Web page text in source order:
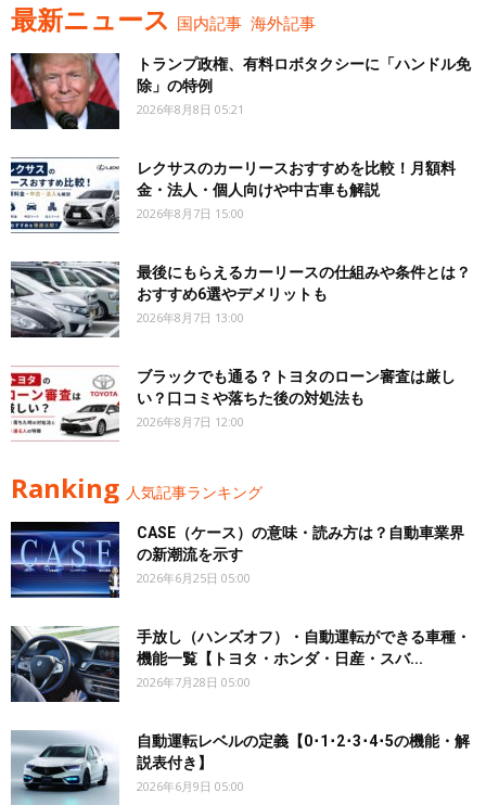
最新ニュース 国内記事 海外記事
トランプ政権、有料ロボタクシーに「ハンドル免
除」の特例
2026年8月8日 05:21
レクサスのカーリースおすすめを比較！月額料
金・法人・個人向けや中古車も解説
2026年8月7日 15:00
最後にもらえるカーリースの仕組みや条件とは？
おすすめ6選やデメリットも
2026年8月7日 13:00
ブラックでも通る？トヨタのローン審査は厳し
い？口コミや落ちた後の対処法も
2026年8月7日 12:00
Ranking 人気記事ランキング
CASE（ケース）の意味・読み方は？自動車業界
の新潮流を示す
2026年6月25日 05:00
手放し（ハンズオフ）・自動運転ができる車種・
機能一覧【トヨタ・ホンダ・日産・スバ...
2026年7月28日 05:00
自動運転レベルの定義【0･1･2･3･4･5の機能・解
説表付き】
2026年6月9日 05:00